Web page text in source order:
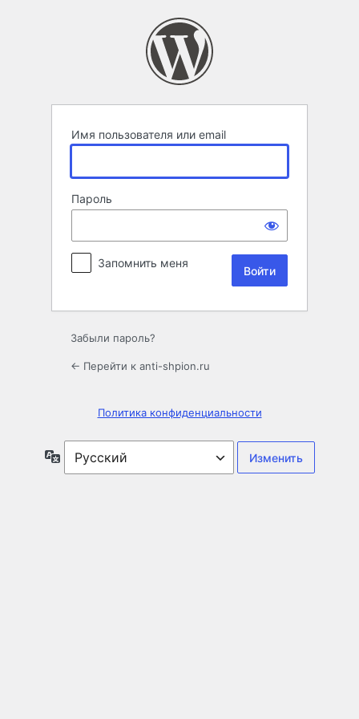
Имя пользователя или email
Пароль
Запомнить меня
Забыли пароль?
← Перейти к anti-shpion.ru
Политика конфиденциальности
Язык